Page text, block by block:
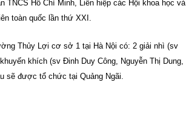
TNCS Hồ Chí Minh, Liên hiệp các Hội khoa học và
toàn quốc lần thứ XXI.
Thủy Lợi cơ sở 1 tại Hà Nội có: 2 giải nhì (sv
khích (sv Đinh Duy Công, Nguyễn Thị Dung,
sẽ được tổ chức tại Quảng Ngãi.